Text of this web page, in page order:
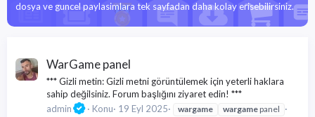
dosya ve guncel paylasimlara tek sayfadan daha kolay erisebilirsiniz.
WarGame panel
*** Gizli metin: Gizli metni görüntülemek için yeterli haklara
sahip değilsiniz. Forum başlığını ziyaret edin! ***
admin
Konu 19 Eyl 2025 wargame wargamepanel